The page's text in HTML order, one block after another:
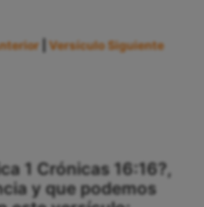
Versículo Siguiente
1 Crónicas 16:16?,
y que podemos